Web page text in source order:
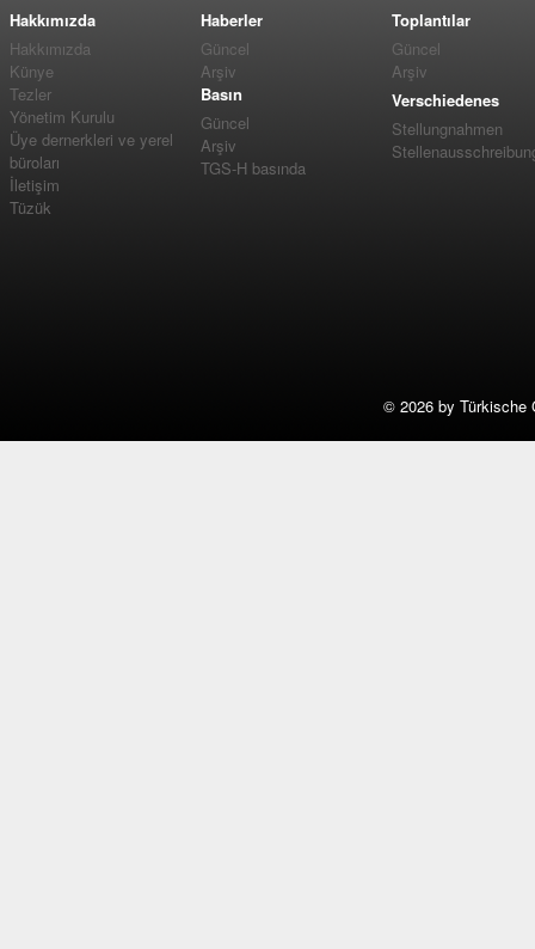
Hakkımızda
Hakkımızda
Künye
Tezler
Yönetim Kurulu
Üye dernerkleri ve yerel
büroları
İletişim
Tüzük
Haberler
Güncel
Arşiv
Basın
Güncel
Arşiv
TGS-H basında
Toplantılar
Güncel
Arşiv
Verschiedenes
Stellungnahmen
© 2026 by Türkische